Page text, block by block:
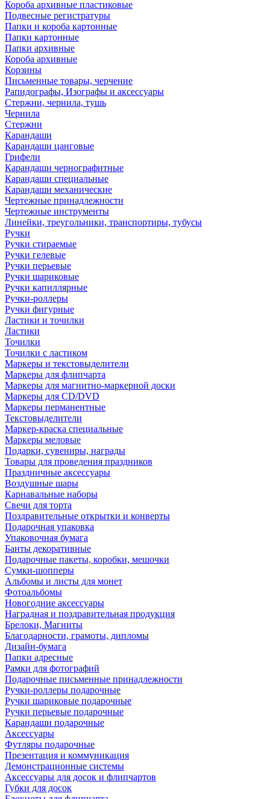
Короба архивные пластиковые
Подвесные регистратуры
Папки и короба картонные
Папки картонные
Папки архивные
Короба архивные
Корзины
Письменные товары, черчение
Рапидографы, Изографы и аксессуары
Стержни, чернила, тушь
Чернила
Стержни
Карандаши
Карандаши цанговые
Грифели
Карандаши чернографитные
Карандаши специальные
Карандаши механические
Чертежные принадлежности
Чертежные инструменты
Линейки, треугольники, транспортиры, тубусы
Ручки
Ручки стираемые
Ручки гелевые
Ручки перьевые
Ручки шариковые
Ручки капиллярные
Ручки-роллеры
Ручки фигурные
Ластики и точилки
Ластики
Точилки
Точилки с ластиком
Маркеры и текстовыделители
Маркеры для флипчарта
Маркеры для магнитно-маркерной доски
Маркеры для CD/DVD
Маркеры перманентные
Текстовыделители
Маркер-краска специальные
Маркеры меловые
Подарки, сувениры, награды
Товары для проведения праздников
Праздничные аксессуары
Воздушные шары
Карнавальные наборы
Свечи для торта
Поздравительные открытки и конверты
Подарочная упаковка
Упаковочная бумага
Банты декоративные
Подарочные пакеты, коробки, мешочки
Сумки-шопперы
Альбомы и листы для монет
Фотоальбомы
Новогодние аксессуары
Наградная и поздравительная продукция
Брелоки, Магниты
Благодарности, грамоты, дипломы
Дизайн-бумага
Папки адресные
Рамки для фотографий
Подарочные письменные принадлежности
Ручки-роллеры подарочные
Ручки шариковые подарочные
Ручки перьевые подарочные
Карандаши подарочные
Аксессуары
Футляры подарочные
Презентация и коммуникация
Демонстрационные системы
Аксессуары для досок и флипчартов
Губки для досок